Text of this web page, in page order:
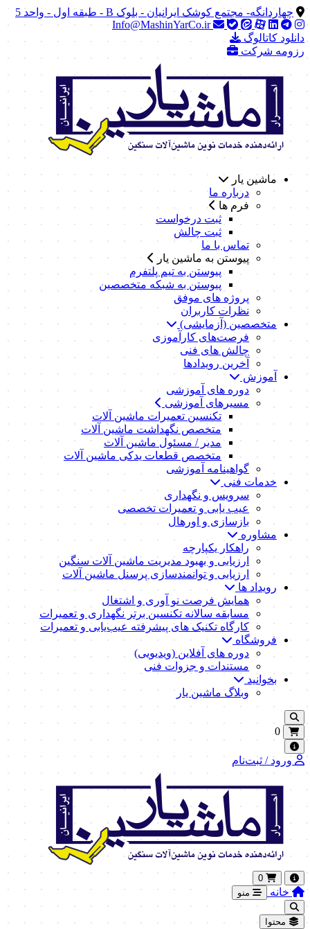
چهاردانگه- مجتمع کوشک ایرانیان - بلوک B - طبقه اول - واحد 5
Info@MashinYarCo.ir
دانلود کاتالوگ
رزومه شرکت
ماشین یار
درباره ما
فرم ها
ثبت درخواست
ثبت چالش
تماس با ما
پیوستن به ماشین یار
پیوستن به تیم پلتفرم
پیوستن به شبکه متخصصین
پروژه های موفق
نظرات کاربران
متخصصین (آزمایشی)
فرصت‌های کارآموزی
چالش های فنی
آخرین رویدادها
آموزش
دوره های آموزشی
مسیرهای آموزشی
تکنسین تعمیرات ماشین آلات
متخصص نگهداشت ماشین آلات
مدیر / مسئول ماشین آلات
متخصص قطعات یدکی ماشین آلات
گواهینامه آموزشی
خدمات فنی
سرویس و نگهداری
عیب یابی و تعمیرات تخصصی
بازسازی و اورهال
مشاوره
راهکار یکپارچه
ارزیابی و بهبود مدیریت ماشین آلات سنگین
ارزیابی و توانمندسازی پرسنل ماشین آلات
رویداد ها
همایش فرصت نو آوری و اشتغال
مسابقه سالانه تکنسین برتر نگهداری و تعمیرات
کارگاه تکنیک‌ های پیشرفته عیب‌یابی و تعمیرات
فروشگاه
دوره های آفلاین (ویدیویی)
مستندات و جزوات فنی
بخوانید
وبلاگ ماشین یار
0
ورود / ثبت‌نام
0
خانه منو
محتوا